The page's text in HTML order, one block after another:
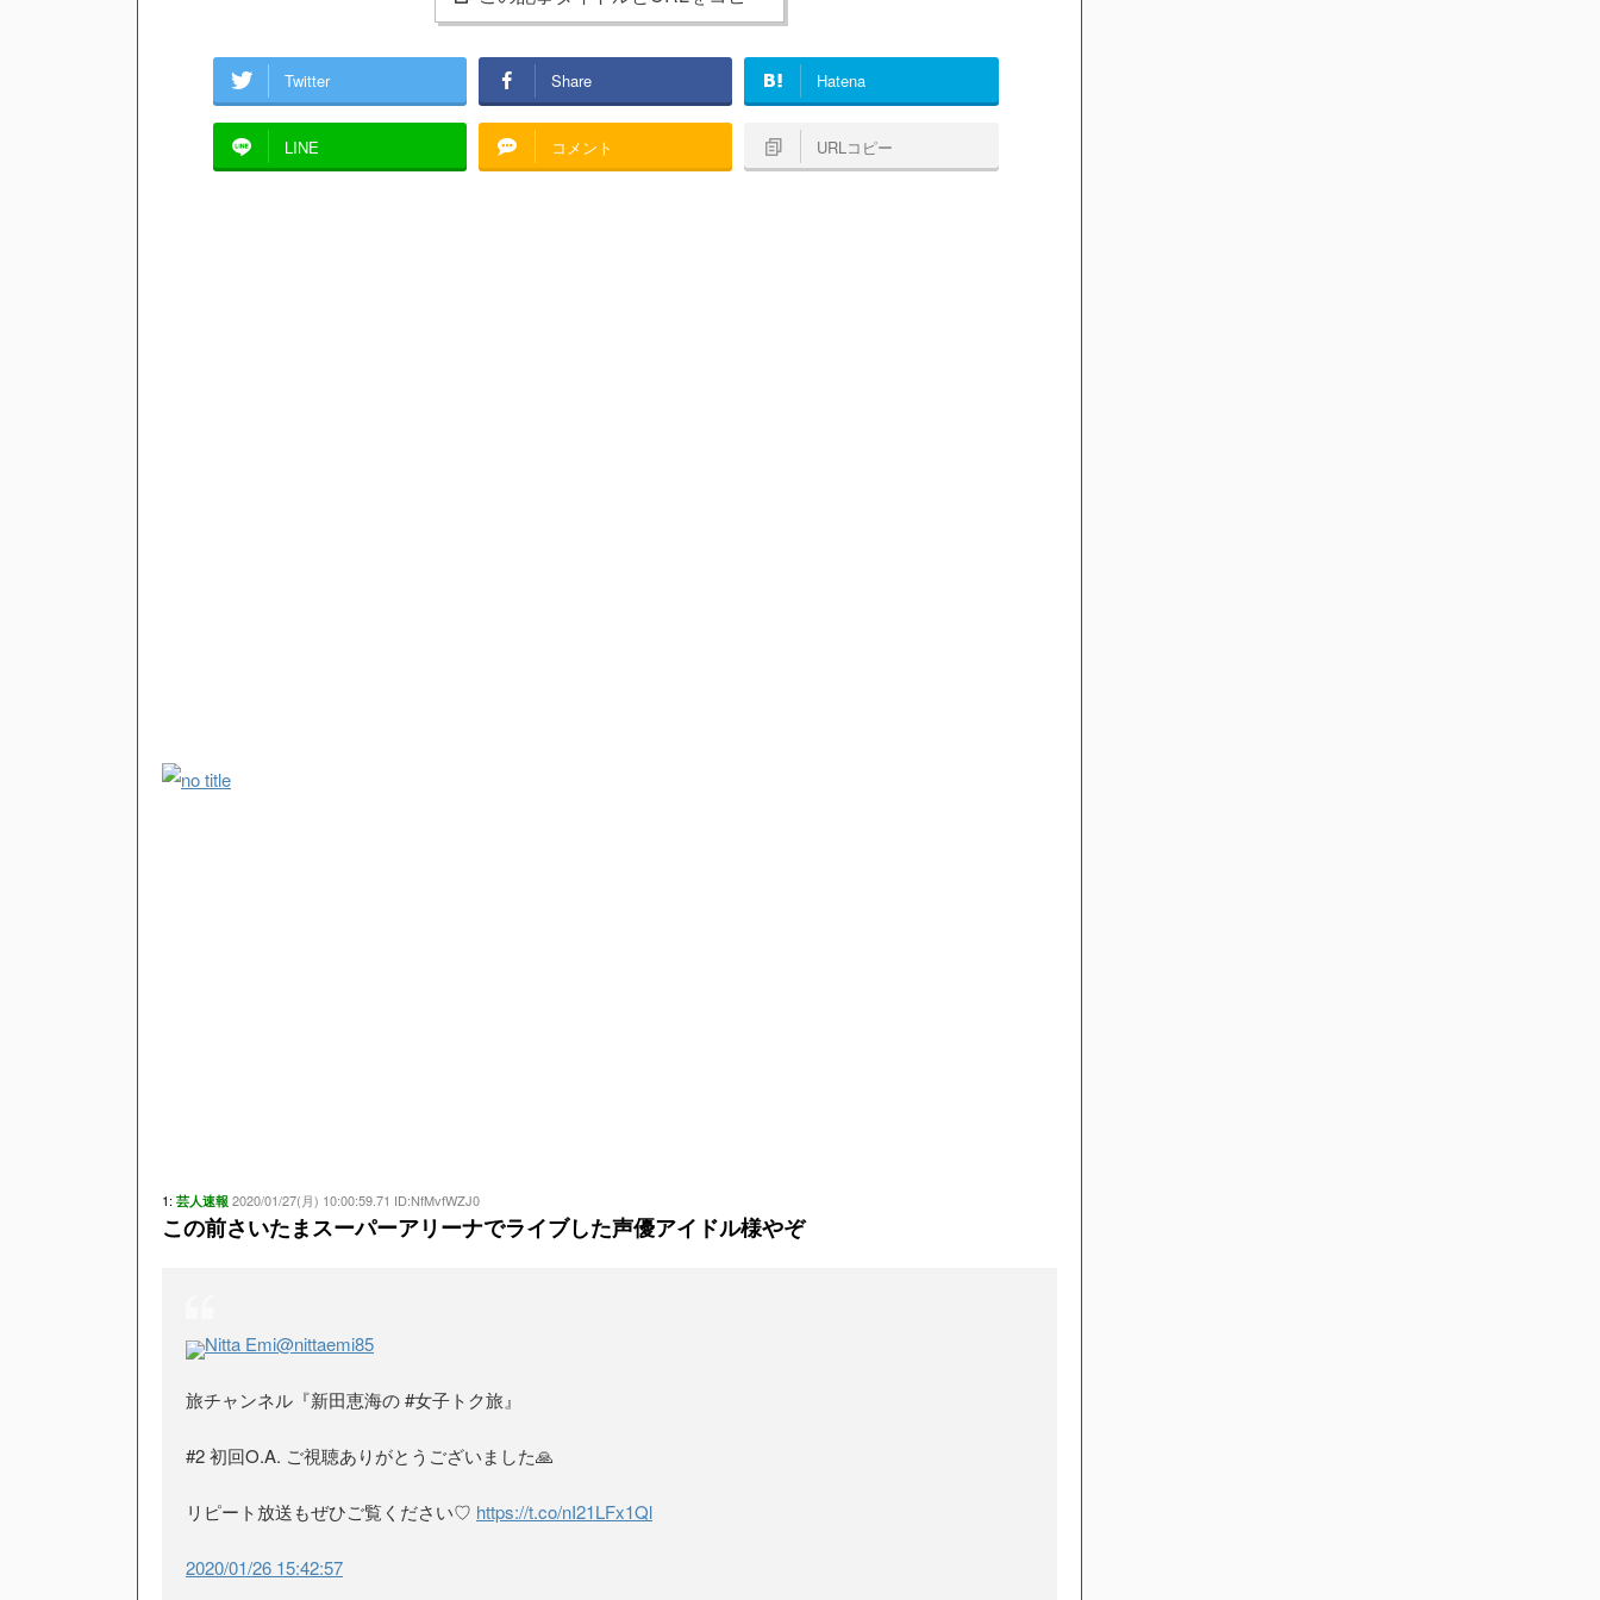
Twitter Share Hatena
LINE コメント URLコピー
1: 芸人速報 2020/01/27(月) 10:00:59.71 ID:NfMvfWZJ0
この前さいたまスーパーアリーナでライブした声優アイドル様やぞ
Nitta Emi@nittaemi85
旅チャンネル『新田恵海の #女子トク旅』
#2 初回O.A. ご視聴ありがとうございました🙏
リピート放送もぜひご覧ください♡ https://t.co/nI21LFx1Ql
2020/01/26 15:42:57